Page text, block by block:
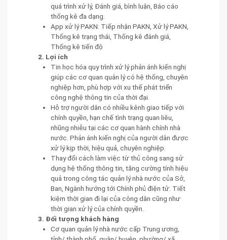
quá trình xử lý, Đánh giá, bình luận, Báo cáo
thống kê đa dạng.
App xử lý PAKN: Tiếp nhận PAKN, Xử lý PAKN,
Thống kê trạng thái, Thống kê đánh giá,
Thống kê tiến độ
2. Lợi ích
Tin học hóa quy trình xử lý phản ánh kiến nghị
giúp các cơ quan quản lý có hệ thống, chuyên
nghiệp hơn, phù hợp với xu thế phát triển
công nghệ thông tin của thời đại.
Hỗ trợ người dân có nhiều kênh giao tiếp với
chính quyền, hạn chế tình trạng quan liêu,
nhũng nhiễu tại các cơ quan hành chính nhà
nước. Phản ánh kiến nghị của người dân được
xử lý kịp thời, hiệu quả, chuyên nghiệp.
Thay đổi cách làm việc từ thủ công sang sử
dụng hệ thống thông tin, tăng cường tính hiệu
quả trong công tác quản lý nhà nước của Sở,
Ban, Ngành hướng tới Chính phủ điện tử. Tiết
kiệm thời gian đi lại của công dân cũng như
thời gian xử lý của chính quyền.
3. Đối tượng khách hàng
Cơ quan quản lý nhà nước cấp Trung ương,